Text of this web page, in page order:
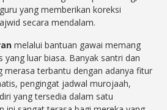
yang memberikan koreksi
secara mendalam.
melalui bantuan gawai memang
yang luar biasa. Banyak santri dan
merasa terbantu dengan adanya fitur
pengingat jadwal murojaah,
yang tersedia dalam satu